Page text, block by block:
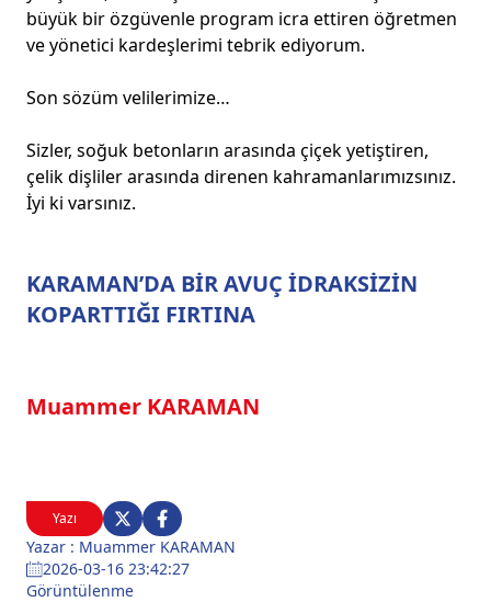
Yazı
Yazar : Muammer KARAMAN
2026-03-16 23:42:27
Görüntülenme
KARAMAN’DA BİR AVUÇ İDRAKSİZİN
KOPARTTIĞI FIRTINA
Muammer KARAMAN
büyük bir özgüvenle program icra ettiren öğretmen
ve yönetici kardeşlerimi tebrik ediyorum.
Son sözüm velilerimize…
Sizler, soğuk betonların arasında çiçek yetiştiren,
çelik dişliler arasında direnen kahramanlarımızsınız.
İyi ki varsınız.